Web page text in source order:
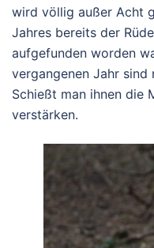
wird völlig außer Acht
Jahres bereits der
aufgefunden worden
vergangenen Jahr sind
Schießt man ihnen die
verstärken.